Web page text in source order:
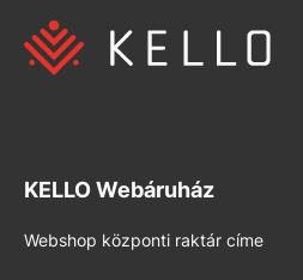
KELLO Webáruház
Webshop központi raktár címe